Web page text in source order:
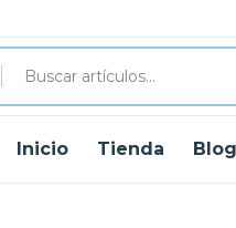
Inicio Tienda Blog